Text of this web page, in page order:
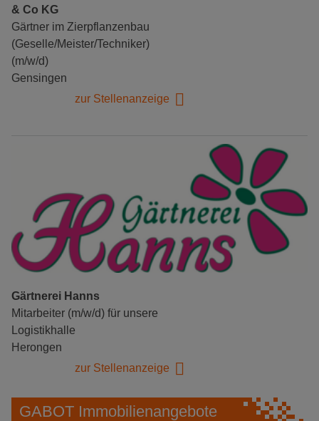
& Co KG
Gärtner im Zierpflanzenbau
(Geselle/Meister/Techniker)
(m/w/d)
Gensingen
zur Stellenanzeige
Gärtnerei Hanns
Mitarbeiter (m/w/d) für unsere
Logistikhalle
Herongen
zur Stellenanzeige
GABOT Immobilienangebote